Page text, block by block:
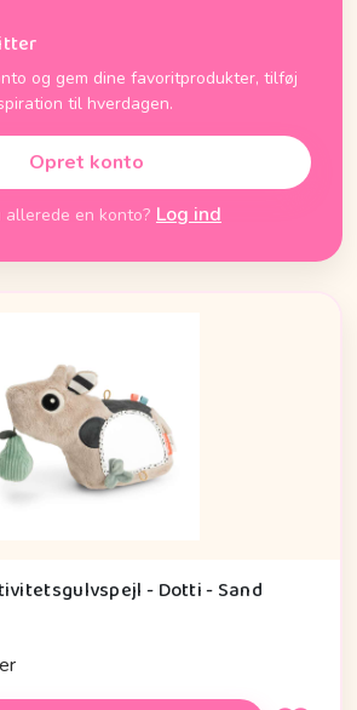
og gem dine favoritprodukter, tilføj
til hverdagen.
Opret konto
allerede en konto? Log ind
- Dotti - Sand